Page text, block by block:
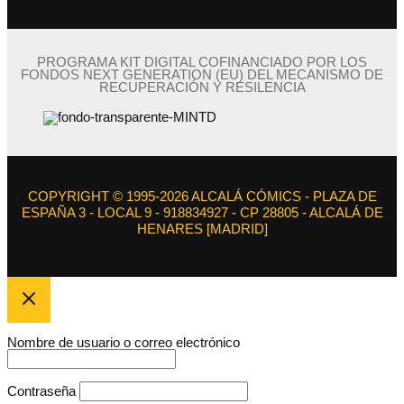
PROGRAMA KIT DIGITAL COFINANCIADO POR LOS
FONDOS NEXT GENERATION (EU) DEL MECANISMO DE
RECUPERACIÓN Y RESILENCIA
COPYRIGHT © 1995-2026 ALCALÁ CÓMICS - PLAZA DE
ESPAÑA 3 - LOCAL 9 - 918834927 - CP 28805 - ALCALÁ DE
HENARES [MADRID]
Nombre de usuario o correo electrónico
Contraseña